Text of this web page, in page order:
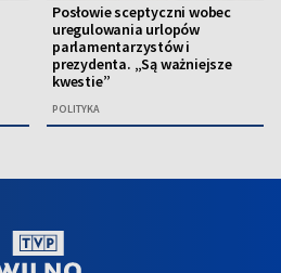
Posłowie sceptyczni wobec
uregulowania urlopów
parlamentarzystów i
prezydenta. „Są ważniejsze
kwestie”
POLITYKA